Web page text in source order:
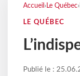
Accueil › Le Québec›
LE QUÉBEC
Publié le :